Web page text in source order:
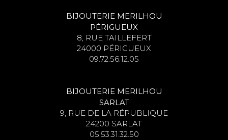
BIJOUTERIE MERILHOU
PÉRIGUEUX
8, RUE TAILLEFERT
24000 PÉRIGUEUX
09.72.56.12.05
BIJOUTERIE MERILHOU
SARLAT
9, RUE DE LA RÉPUBLIQUE
24200 SARLAT
05.53.31.32.50